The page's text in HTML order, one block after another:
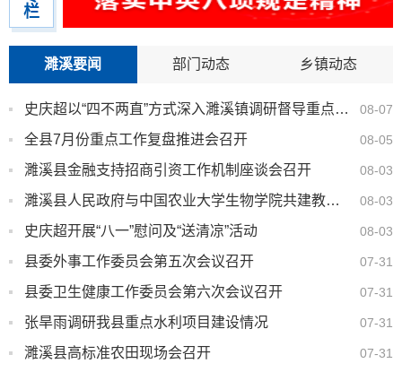
栏
濉溪要闻 部门动态 乡镇动态
史庆超以“四不两直”方式深入濉溪镇调研督导重点工作 08-07
全县7月份重点工作复盘推进会召开 08-05
濉溪县金融支持招商引资工作机制座谈会召开 08-03
濉溪县人民政府与中国农业大学生物学院共建教授工作站合作协议签约仪式举行 08-03
史庆超开展“八一”慰问及“送清凉”活动 08-03
县委外事工作委员会第五次会议召开 07-31
县委卫生健康工作委员会第六次会议召开 07-31
张旱雨调研我县重点水利项目建设情况 07-31
濉溪县高标准农田现场会召开 07-31
补体检人员体检结果及第二次递补 体检...
濉溪县2026年度公开引进县外在编在职教师及城
区学校面向乡村教师公开遴选现场资格复...
濉溪县2026年度公开引进县外在编在职教师及城
区学校面向乡村教师公开遴选面试成绩公...
08-02
2026年濉溪县公开招聘中小学新任教师首批参检
人员体检结果及递补体检人员名单公示
08-02
濉溪县2026年8月份党政领导接访约访下访安排表 07-31
关于公布濉溪县2026年度公开引进县外在编在职
教师笔试成绩查询结果及举行城区学校面...
07-29
关于公布2026年度濉溪县公开引进县外在编教师
笔试成绩的公告
07-27